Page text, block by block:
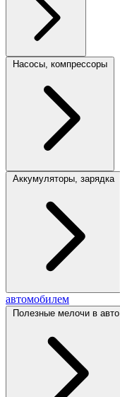
Насосы, компрессоры
Аккумуляторы, зарядка
автомобилем
Полезные мелочи в авто